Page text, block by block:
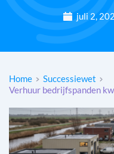
juli 2,
Home
Successiewet
Verhuur bedrijfspanden